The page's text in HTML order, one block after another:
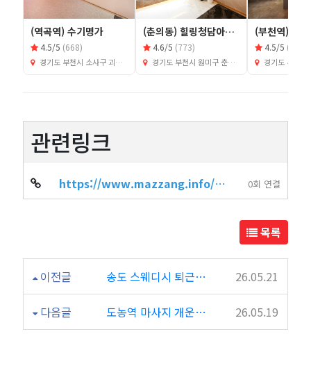
(역곡역) 수기명가
4.5/5 (668)
경기도 부천시 소사구 괴안동 109-5
(춘의동) 힐링청담아로마
4.6/5 (773)
경기도 부천시 원미구 춘의동 122-4
(부천역) B1
4.5/5 (769)
경기도 부천시 소사구
관련링크
https://www.mazzang.info/shop_info.php?wr_id=7314 0회 연결
목록
이전글 송도 스웨디시 퇴근후 여유로운 시간을 보내기 좋은 드림테라피 26.05.21
다음글 도농역 마사지 개운하게 받고 싶을 때 만이 찾는 제이테라피 26.05.19